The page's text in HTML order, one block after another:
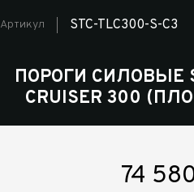
Артикул STC-TLC300-S-C3
ПОРОГИ СИЛОВЫЕ
CRUISER 300
74